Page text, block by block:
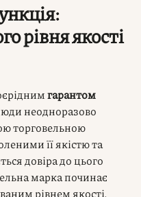
рівня якості
гарантом
неодноразово
торговельною
її якістю та
довіра до цього
марка починає
рівнем якості,